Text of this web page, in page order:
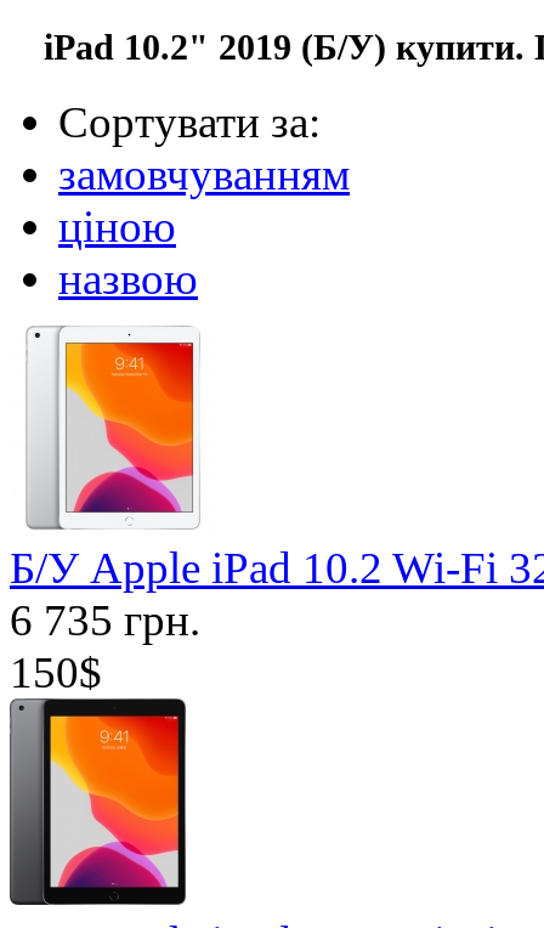
iPad 10.2" 2019 (Б/У) купити.
Сортувати за:
замовчуванням
ціною
назвою
Б/У Apple iPad 10.2 Wi-Fi
6 735 грн.
150$